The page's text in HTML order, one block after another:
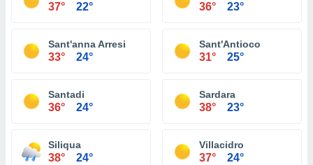
37° 22° 36° 23°
Sant'anna Arresi
33° 24°
Sant'Antioco
31° 25°
Santadi
36° 24°
Sardara
38° 23°
Siliqua
38° 24°
Villacidro
37° 24°